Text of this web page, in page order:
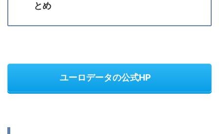
とめ
ユーロデータの公式HP